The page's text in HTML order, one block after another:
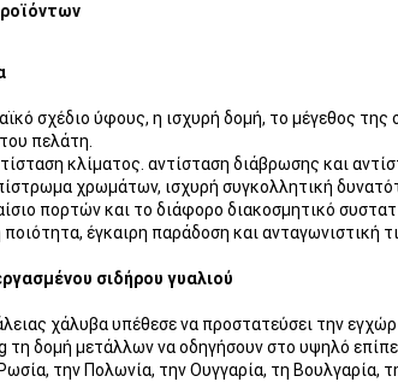
σχέδιο ύφους, η ισχυρή δομή, το μέγεθος
πελάτη.
κλίματος. αντίσταση διάβρωσης και
χρωμάτων, ισχυρή συγκολλητική
πορτών και το διάφορο διακοσμητικό
έγκαιρη παράδοση και ανταγωνιστική
σιδήρου γυαλιού
χάλυβα υπέθεσε να προστατεύσει την
τη δομή μετάλλων να οδηγήσουν στο υψηλό
την Πολωνία, την Ουγγαρία, τη Βουλγαρία,